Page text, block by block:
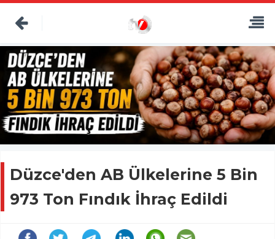
Düzce'den AB Ülkelerine 5 Bin
973 Ton Fındık İhraç Edildi